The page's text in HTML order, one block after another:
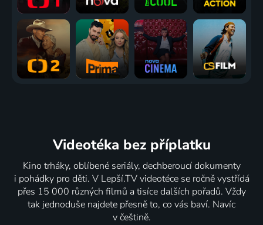
Videotéka bez příplatku
Kino trháky, oblíbené seriály, dechberoucí dokumenty
i pohádky pro děti. V Lepší.TV videotéce se ročně vystřídá
přes 15 000 různých filmů a tisíce dalších pořadů. Vždy
tak jednoduše najdete přesně to, co vás baví. Navíc
v češtině.